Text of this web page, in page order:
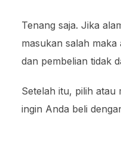
Tenang saja. Jika
masukan salah
dan pembelian tidak
Setelah itu, pilih atau
ingin Anda beli